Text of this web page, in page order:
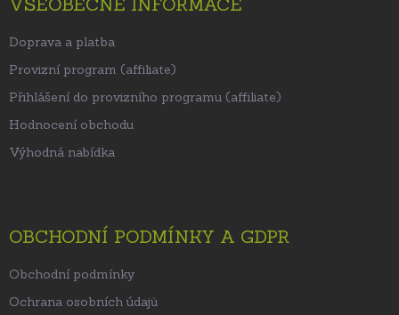
Doprava a platba
Provizní program (affiliate)
Přihlášení do provizního programu (affiliate)
Hodnocení obchodu
Výhodná nabídka
OBCHODNÍ PODMÍNKY A GDPR
Obchodní podmínky
Ochrana osobních údajů